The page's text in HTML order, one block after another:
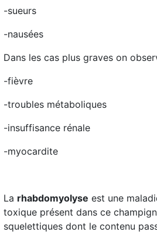
-sueurs
-nausées
Dans les cas plus graves on
-fièvre
-troubles métaboliques
-insuffisance rénale
-myocardite
La rhabdomyolyse est une
toxique présent dans ce
squelettiques dont le contenu